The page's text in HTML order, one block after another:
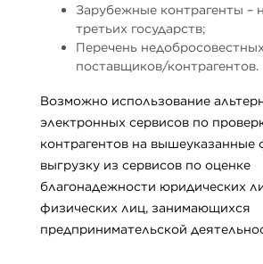
Зарубежные контрагенты –
третьих государств;
Перечень
поставщиков/контрагентов.
Возможно использование
электронных сервисов по
контрагентов на вышеуказанные
выгрузку из сервисов по оценке
благонадежности юридических
физических лиц, занимающихся
предпринимательской